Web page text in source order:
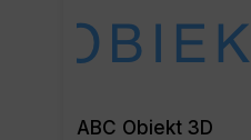
ABC Obiekt 3D